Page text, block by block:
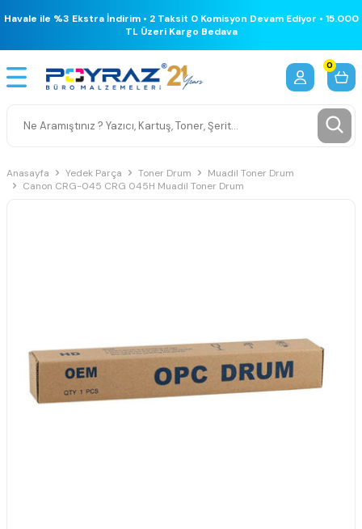
Havale ile %3 Ekstra İndirim • 2 Taksit 0 Komisyon Devam Ediyor • 15.000
TL Üzeri Kargo Bedava
0
Anasayfa Yedek Parça Toner Drum
Muadil Toner Drum
Canon CRG-045 CRG 045H Muadil Toner Drum